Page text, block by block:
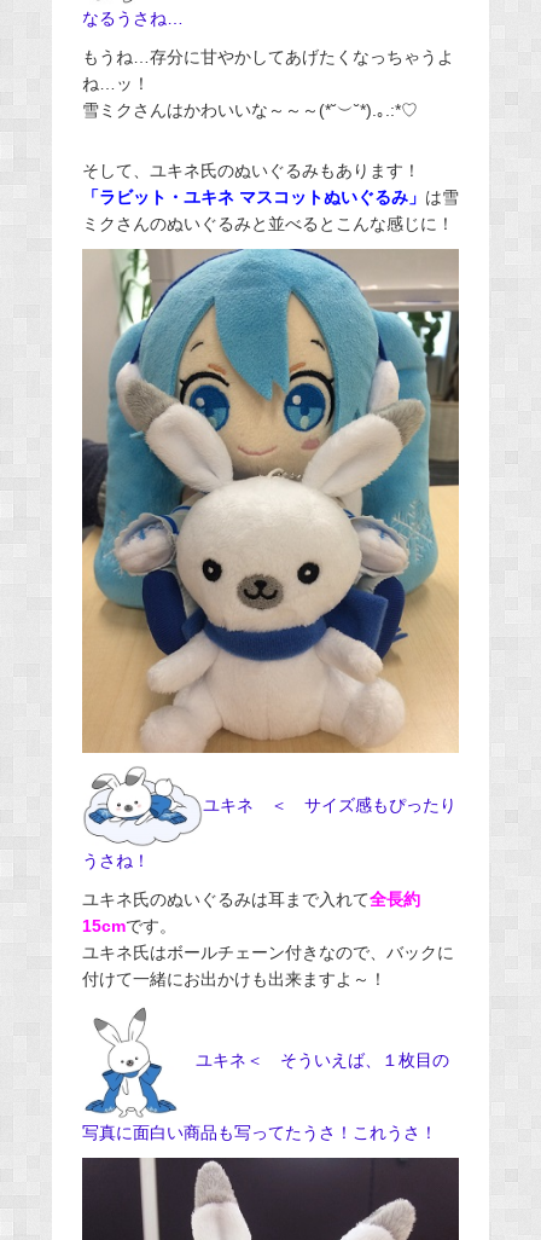
なるうさね…
もうね…存分に甘やかしてあげたくなっちゃうよ
ね…ッ！
雪ミクさんはかわいいな～～～(*˘︶˘*).｡.:*♡
そして、ユキネ氏のぬいぐるみもあります！
「ラビット・ユキネ マスコットぬいぐるみ」 は雪
ミクさんのぬいぐるみと並べるとこんな感じに！
ユキネ ＜ サイズ感もぴったり
うさね！
ユキネ氏のぬいぐるみは耳まで入れて全長約
15cmです。
ユキネ氏はボールチェーン付きなので、バックに
付けて一緒にお出かけも出来ますよ～！
ユキネ＜ そういえば、１枚目の
写真に面白い商品も写ってたうさ！これうさ！